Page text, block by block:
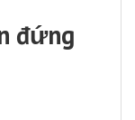
đứng